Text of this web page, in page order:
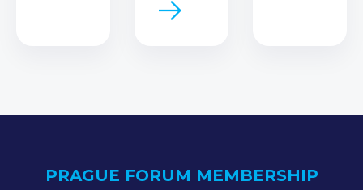
PRAGUE FORUM MEMBERSHIP